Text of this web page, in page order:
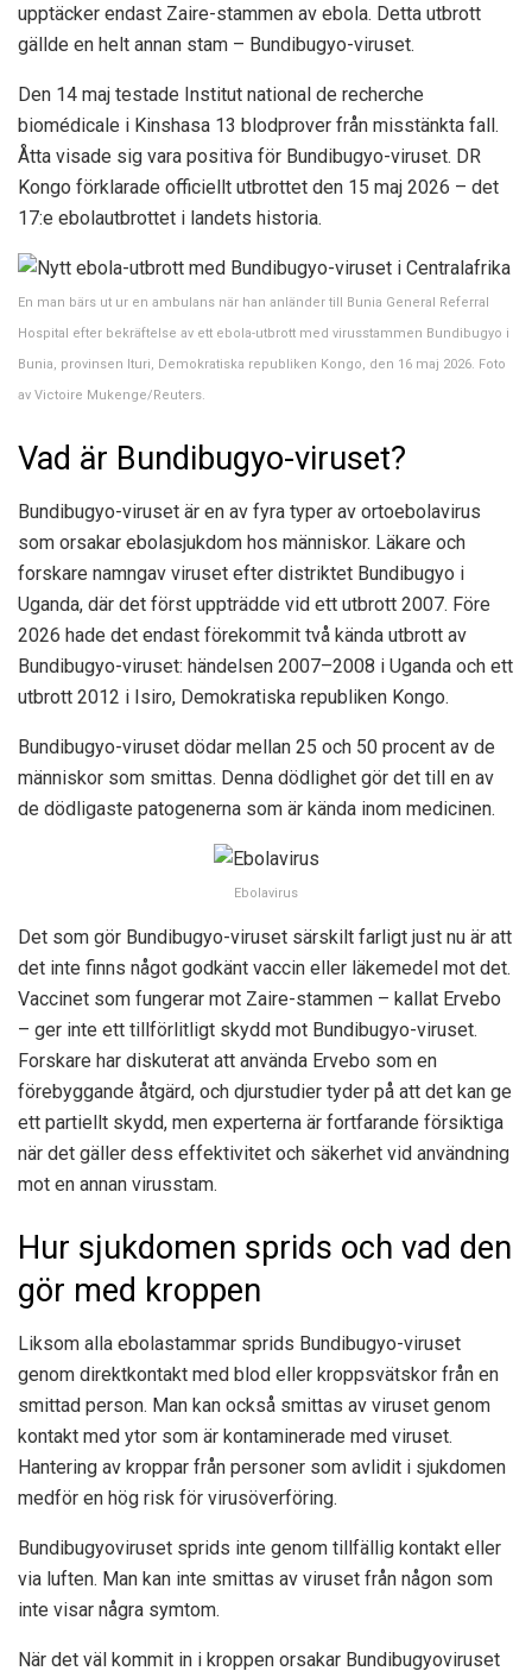
upptäcker endast Zaire-stammen av ebola. Detta utbrott
gällde en helt annan stam – Bundibugyo-viruset.
Den 14 maj testade Institut national de recherche
biomédicale i Kinshasa 13 blodprover från misstänkta fall.
Åtta visade sig vara positiva för Bundibugyo-viruset. DR
Kongo förklarade officiellt utbrottet den 15 maj 2026 – det
17:e ebolautbrottet i landets historia.
En man bärs ut ur en ambulans när han anländer till Bunia General Referral
Hospital efter bekräftelse av ett ebola-utbrott med virusstammen Bundibugyo i
Bunia, provinsen Ituri, Demokratiska republiken Kongo, den 16 maj 2026. Foto
av Victoire Mukenge/Reuters.
Vad är Bundibugyo-viruset?
Bundibugyo-viruset är en av fyra typer av ortoebolavirus
som orsakar ebolasjukdom hos människor. Läkare och
forskare namngav viruset efter distriktet Bundibugyo i
Uganda, där det först uppträdde vid ett utbrott 2007. Före
2026 hade det endast förekommit två kända utbrott av
Bundibugyo-viruset: händelsen 2007–2008 i Uganda och ett
utbrott 2012 i Isiro, Demokratiska republiken Kongo.
Bundibugyo-viruset dödar mellan 25 och 50 procent av de
människor som smittas. Denna dödlighet gör det till en av
de dödligaste patogenerna som är kända inom medicinen.
Ebolavirus
Det som gör Bundibugyo-viruset särskilt farligt just nu är att
det inte finns något godkänt vaccin eller läkemedel mot det.
Vaccinet som fungerar mot Zaire-stammen – kallat Ervebo
– ger inte ett tillförlitligt skydd mot Bundibugyo-viruset.
Forskare har diskuterat att använda Ervebo som en
förebyggande åtgärd, och djurstudier tyder på att det kan ge
ett partiellt skydd, men experterna är fortfarande försiktiga
när det gäller dess effektivitet och säkerhet vid användning
mot en annan virusstam.
Hur sjukdomen sprids och vad den
gör med kroppen
Liksom alla ebolastammar sprids Bundibugyo-viruset
genom direktkontakt med blod eller kroppsvätskor från en
smittad person. Man kan också smittas av viruset genom
kontakt med ytor som är kontaminerade med viruset.
Hantering av kroppar från personer som avlidit i sjukdomen
medför en hög risk för virusöverföring.
Bundibugyoviruset sprids inte genom tillfällig kontakt eller
via luften. Man kan inte smittas av viruset från någon som
inte visar några symtom.
När det väl kommit in i kroppen orsakar Bundibugyoviruset